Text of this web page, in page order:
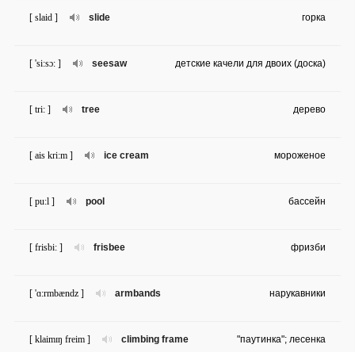
slide
[ slaid ] горка
seesaw
[ 'si:sɔ: ] детские качели для двоих (доска)
tree
[ tri: ] дерево
ice cream
[ ais kri:m ] мороженое
pool
[ pu:l ] бассейн
frisbee
[ frisbi: ] фризби
armbands
[ 'ɑ:rmbændz ] нарукавники
climbing frame
[ klaimɪŋ freim ] "паутинка"; лесенка